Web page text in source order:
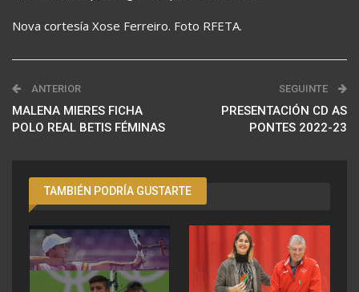
Nova cortesía Xose Ferreiro. Foto RFETA.
ANTERIOR
MALENA MIERES FICHA
POLO REAL BETIS FÉMINAS
SEGUINTE
PRESENTACIÓN CD AS
PONTES 2022-23
TAMBIÉN PODRÍA GUSTARTE